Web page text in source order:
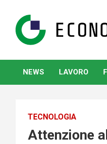
content
NEWS LAVORO
TECNOLOGIA
Attenzione